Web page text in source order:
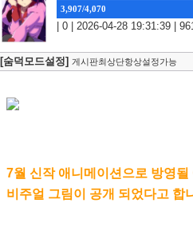
3,907/4,070
| 0 | 2026-04-28 19:31:39 | 961
[숨덕모드설정] 게시판최상단항상설정가능
7월 신작 애니메이션으로 방영될
비주얼 그림이 공개 되었다고 합